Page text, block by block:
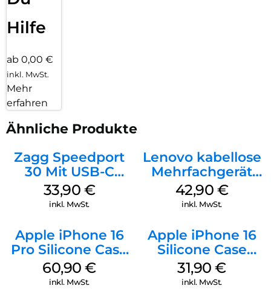
Hilfe
ab 0,00 €
inkl. MwSt.
Mehr
erfahren
Ähnliche Produkte
Zagg Speedport
30 Mit USB-C
Kabel Weiß
33,90 €
inkl. MwSt.
Lenovo kabellose
Mehrfachgerät
Luna Grey
42,90 €
inkl. MwSt.
Apple iPhone 16
Pro Silicone Case
MagSafe Stone
Gray
60,90€
inkl. MwSt.
Apple iPhone 16
Silicone Case
MagSafe Fuchsia
31,90€
inkl. MwSt.